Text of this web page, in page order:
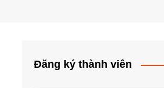
Đăng ký thành viên